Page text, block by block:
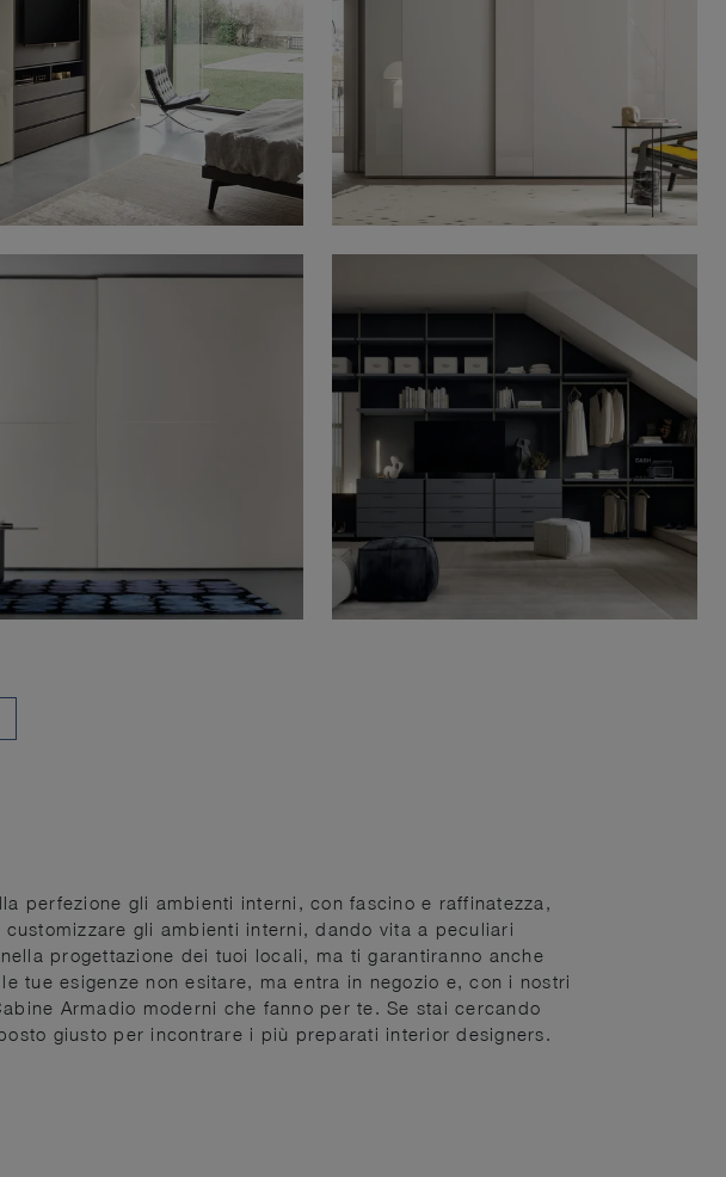
perfezione gli ambienti interni, con fascino e raffinatezza,
gli ambienti interni, dando vita a peculiari
progettazione dei tuoi locali, ma ti garantiranno anche
tue esigenze non esitare, ma entra in negozio e, con i nostri
Armadio moderni che fanno per te. Se stai cercando
giusto per incontrare i più preparati interior designers.